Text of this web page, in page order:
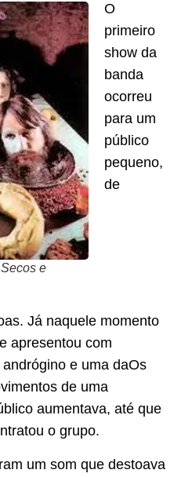
e
O
primeiro
show da
banda
ocorreu
para um
público
pequeno,
de
Já naquele momento
apresentou com
e uma daOs
de uma
aumentava, até que
o grupo.
um som que destoava